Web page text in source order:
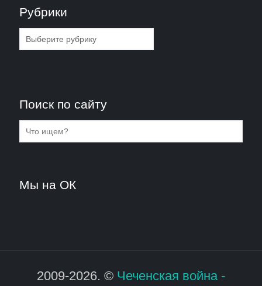
Рубрики
Рубрики
Поиск по сайту
Мы на ОК
2009-2026. © Чеченская война -